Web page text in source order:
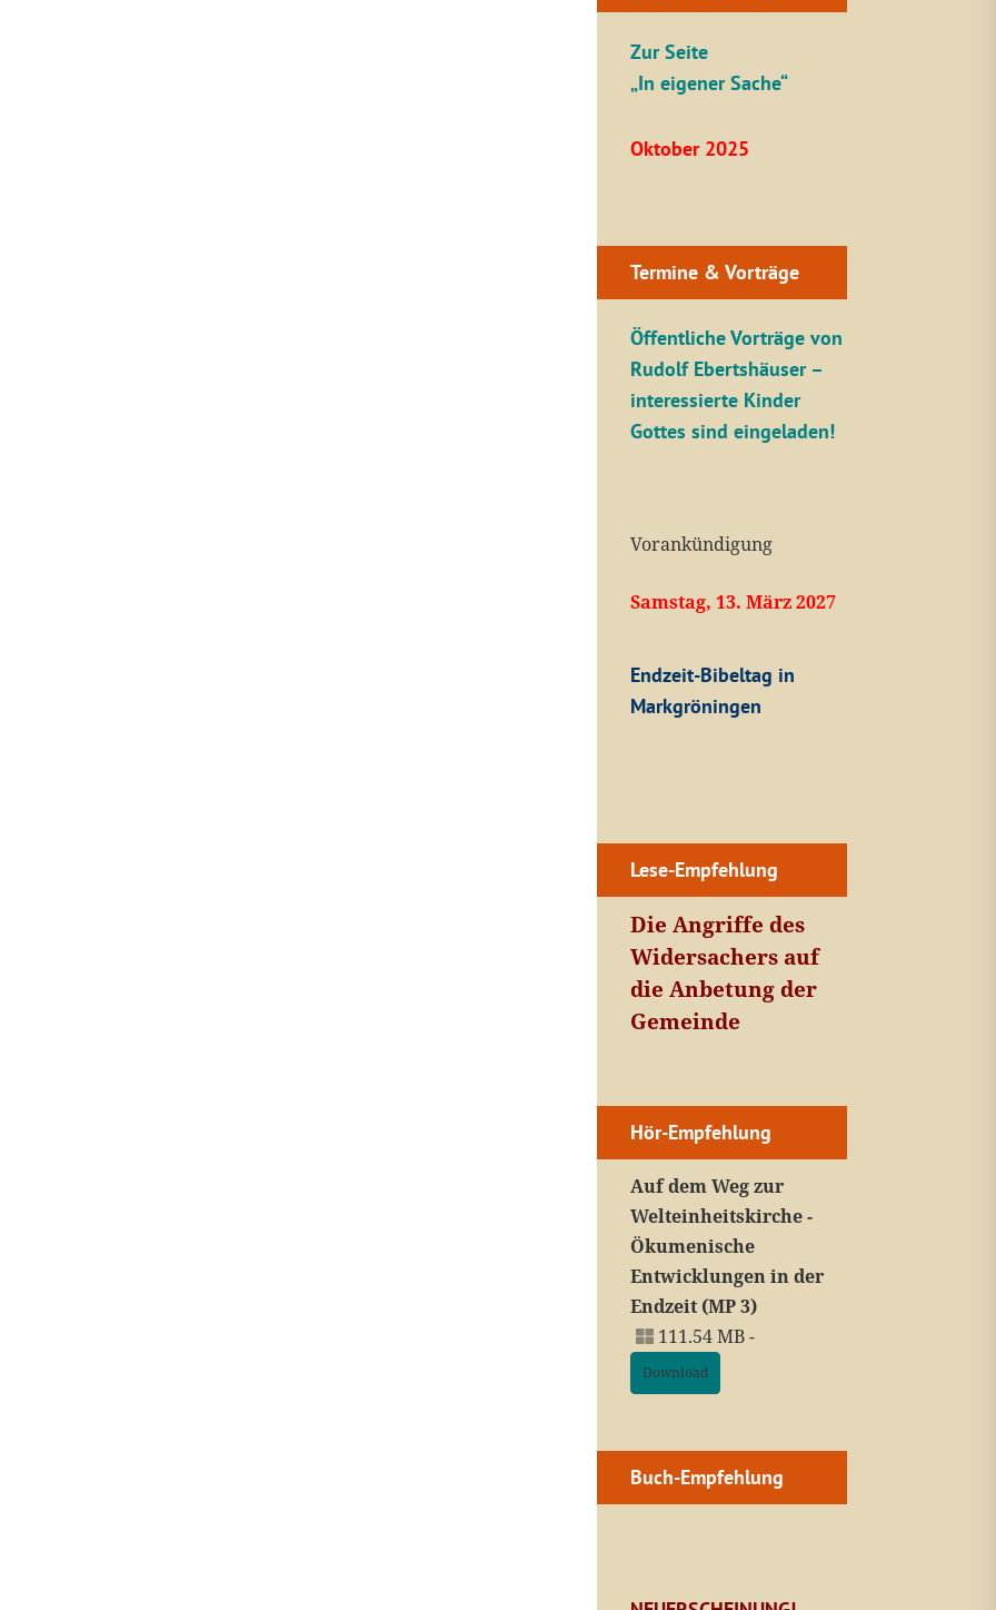
Zur Seite
„In eigener Sache“
Oktober 2025
Termine & Vorträge
Öffentliche Vorträge von
Rudolf Ebertshäuser –
interessierte Kinder
Gottes sind eingeladen!
Vorankündigung
Samstag, 13. März 2027
Endzeit-Bibeltag in
Markgröningen
Lese-Empfehlung
Die Angriffe des
Widersachers auf
die Anbetung der
Gemeinde
Hör-Empfehlung
Auf dem Weg zur
Welteinheitskirche -
Ökumenische
Entwicklungen in der
Endzeit (MP 3)
111.54 MB -
Download
Buch-Empfehlung